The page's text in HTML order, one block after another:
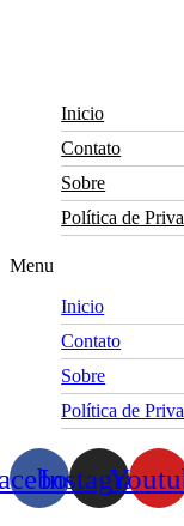
Inicio
Contato
Sobre
Política de
Menu
Inicio
Contato
Sobre
Política de
Instagram